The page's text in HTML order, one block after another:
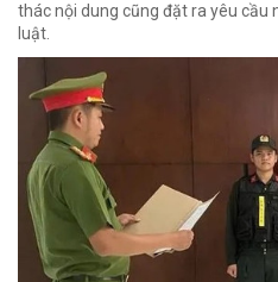
thác nội dung cũng đặt ra yêu cầu
luật.